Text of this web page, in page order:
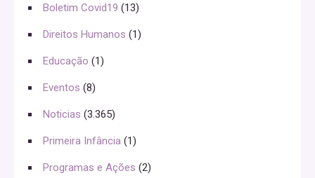
Boletim Covid19 (13)
Direitos Humanos (1)
Educação (1)
Eventos (8)
Noticias (3.365)
Primeira Infância (1)
Programas e Ações (2)